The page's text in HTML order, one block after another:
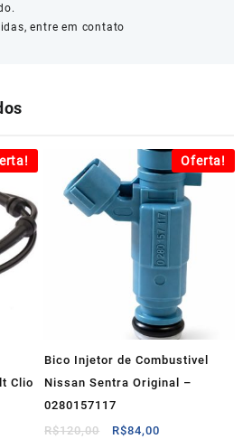
entre em contato
Clio
Oferta!
Bico Injetor de Combustivel
Nissan Sentra Original –
0280157117
R$120,00 O
R$84,00